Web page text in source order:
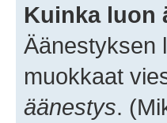
Kuinka luon
Äänestyksen
muokkaat
äänestys.